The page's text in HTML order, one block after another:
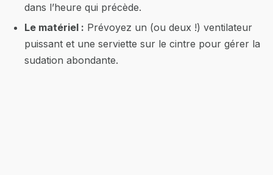
dans l’heure qui précède.
Le matériel : Prévoyez un (ou deux !) ventilateur
puissant et une serviette sur le cintre pour gérer la
sudation abondante.